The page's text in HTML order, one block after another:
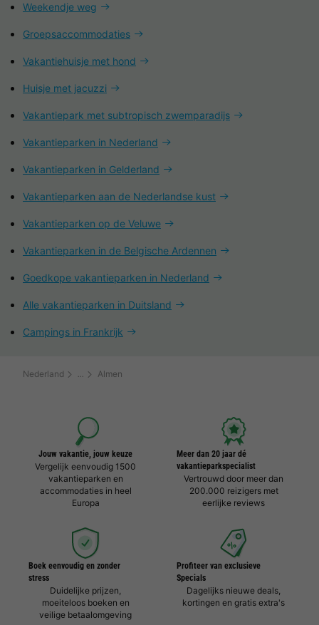
Weekendje weg
Groepsaccommodaties
Vakantiehuisje met hond
Huisje met jacuzzi
Vakantiepark met subtropisch zwemparadijs
Vakantieparken in Nederland
Vakantieparken in Gelderland
Vakantieparken aan de Nederlandse kust
Vakantieparken op de Veluwe
Vakantieparken in de Belgische Ardennen
Goedkope vakantieparken in Nederland
Alle vakantieparken in Duitsland
Campings in Frankrijk
Nederland Almen
Jouw vakantie, jouw keuze
Vergelijk eenvoudig 1500
vakantieparken en
accommodaties in heel
Europa
Meer dan 20 jaar dé
vakantieparkspecialist
Vertrouwd door meer dan
200.000 reizigers met
eerlijke reviews
Boek eenvoudig en zonder
stress
Duidelijke prijzen,
moeiteloos boeken en
veilige betaalomgeving
Profiteer van exclusieve
Specials
Dagelijks nieuwe deals,
kortingen en gratis extra's